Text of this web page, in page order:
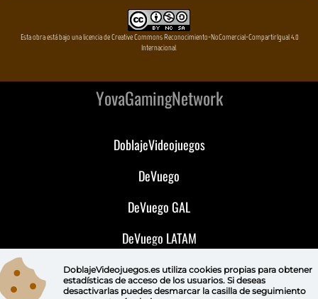
Esta obra está bajo una licencia de Creative Commons Reconocimiento-NoComercial-CompartirIgual 4.0
Internacional
YovaGamingNetwork
DoblajeVideojuegos
DeVuego
DeVuego GAL
DeVuego LATAM
DeVuego Portugal
DoblajeVideojuegos.es utiliza cookies propiaspara obtener
estadísticas de acceso de los usuarios. Si deseas
desactivarlas puedes desmarcar la casilla de seguimiento